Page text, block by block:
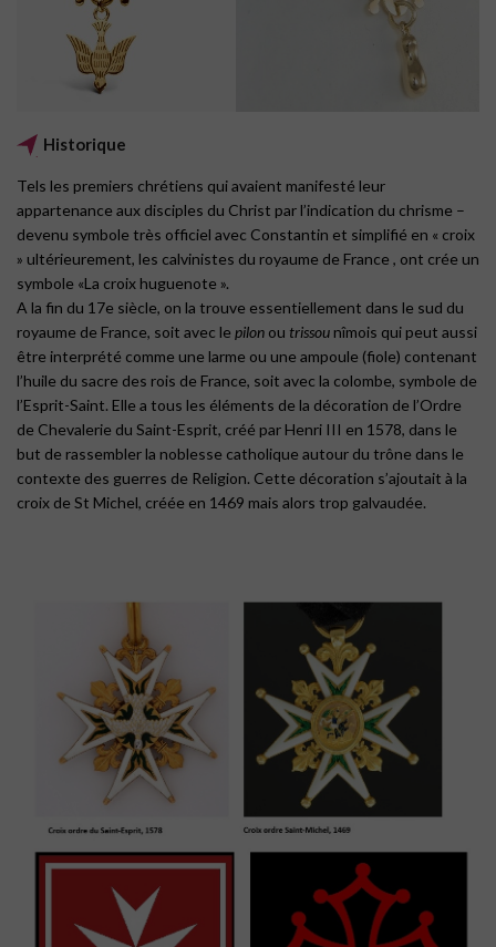
Historique
Tels les premiers chrétiens qui avaient manifesté leur
appartenance aux disciples du Christ par l’indication du chrisme –
devenu symbole très officiel avec Constantin et simplifié en « croix
» ultérieurement, les calvinistes du royaume de France , ont crée un
symbole «La croix huguenote ».
A la fin du 17e siècle, on la trouve essentiellement dans le sud du
royaume de France, soit avec le pilon ou trissou nîmois qui peut aussi
être interprété comme une larme ou une ampoule (fiole) contenant
l’huile du sacre des rois de France, soit avec la colombe, symbole de
l’Esprit-Saint. Elle a tous les éléments de la décoration de l’Ordre
de Chevalerie du Saint-Esprit, créé par Henri III en 1578, dans le
but de rassembler la noblesse catholique autour du trône dans le
contexte des guerres de Religion. Cette décoration s’ajoutait à la
croix de St Michel, créée en 1469 mais alors trop galvaudée.